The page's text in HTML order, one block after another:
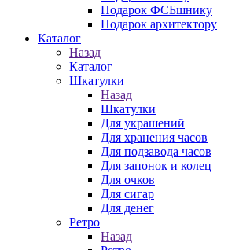
Подарок ФСБшнику
Подарок архитектору
Каталог
Назад
Каталог
Шкатулки
Назад
Шкатулки
Для украшений
Для хранения часов
Для подзавода часов
Для запонок и колец
Для очков
Для сигар
Для денег
Ретро
Назад